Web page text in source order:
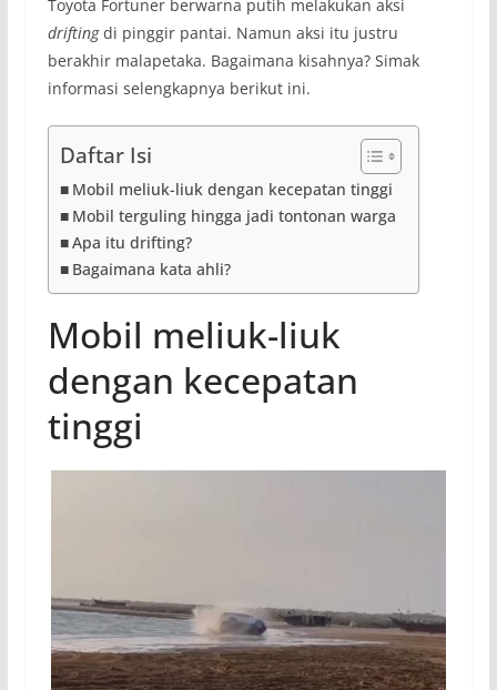
Toyota Fortuner berwarna putih melakukan aksi
driftingdi pinggir pantai. Namun aksi itu justru
berakhir malapetaka. Bagaimana kisahnya? Simak
informasi selengkapnya berikut ini.
Daftar Isi
Mobil meliuk-liuk dengan kecepatan tinggi
Mobil terguling hingga jadi tontonan warga
Apa itu drifting?
Bagaimana kata ahli?
Mobil meliuk-liuk
dengan kecepatan
tinggi